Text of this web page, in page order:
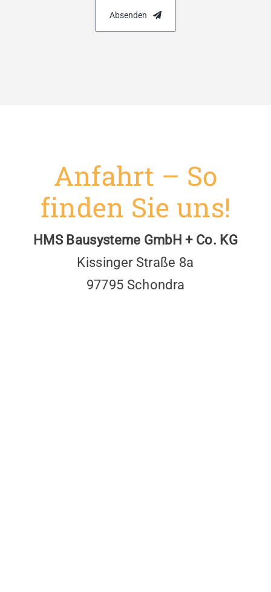
Absenden
Anfahrt – So
finden Sie uns!
HMS Bausysteme GmbH + Co. KG
Kissinger Straße 8a
97795 Schondra